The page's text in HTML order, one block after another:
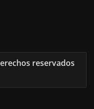
reservados